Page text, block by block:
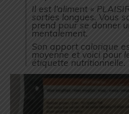
Il est l’aliment «
sorties longues. Vous
prend pour se donner
mentalement.
Son apport calorique
moyenne et voici pour
étiquette nutritionnelle.